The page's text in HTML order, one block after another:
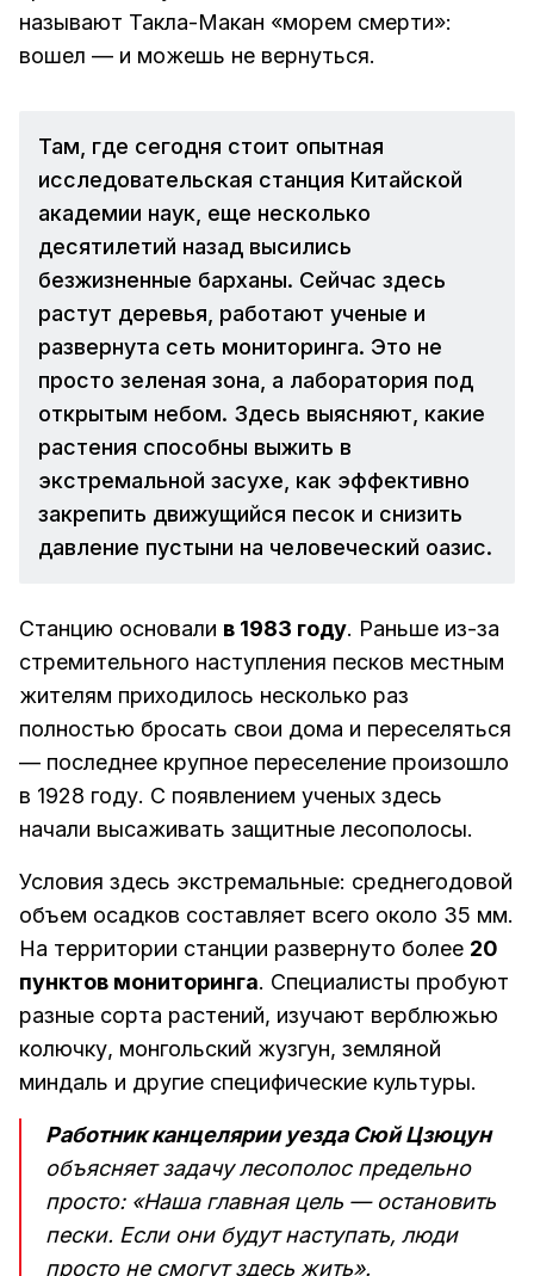
называют Такла-Макан «морем смерти»:
вошел — и можешь не вернуться.
Там, где сегодня стоит опытная
исследовательская станция Китайской
академии наук, еще несколько
десятилетий назад высились
безжизненные барханы. Сейчас здесь
растут деревья, работают ученые и
развернута сеть мониторинга. Это не
просто зеленая зона, а лаборатория под
открытым небом. Здесь выясняют, какие
растения способны выжить в
экстремальной засухе, как эффективно
закрепить движущийся песок и снизить
давление пустыни на человеческий оазис.
Станцию основали в 1983 году. Раньше из-за
стремительного наступления песков местным
жителям приходилось несколько раз
полностью бросать свои дома и переселяться
— последнее крупное переселение произошло
в 1928 году. С появлением ученых здесь
начали высаживать защитные лесополосы.
Условия здесь экстремальные: среднегодовой
объем осадков составляет всего около 35 мм.
На территории станции развернуто более 20
пунктов мониторинга. Специалисты пробуют
разные сорта растений, изучают верблюжью
колючку, монгольский жузгун, земляной
миндаль и другие специфические культуры.
Работник канцелярии уезда Сюй Цзюцун
объясняет задачу лесополос предельно
просто: «Наша главная цель — остановить
пески. Если они будут наступать, люди
просто не смогут здесь жить».